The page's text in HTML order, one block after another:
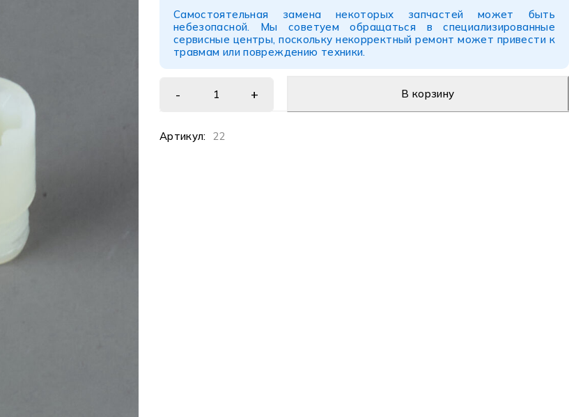
Самостоятельная замена некоторых запчастей может быть
небезопасной. Мы советуем обращаться в специализированные
сервисные центры, поскольку некорректный ремонт может привести к
травмам или повреждению техники.
В корзину
Артикул: 22